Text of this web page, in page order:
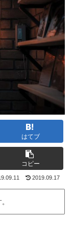
はてブ
コピー
2019.09.17